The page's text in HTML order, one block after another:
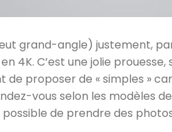
grand-angle) justement,
4K. C’est une jolie
proposer de « simples »
vous selon les modèles
de prendre des